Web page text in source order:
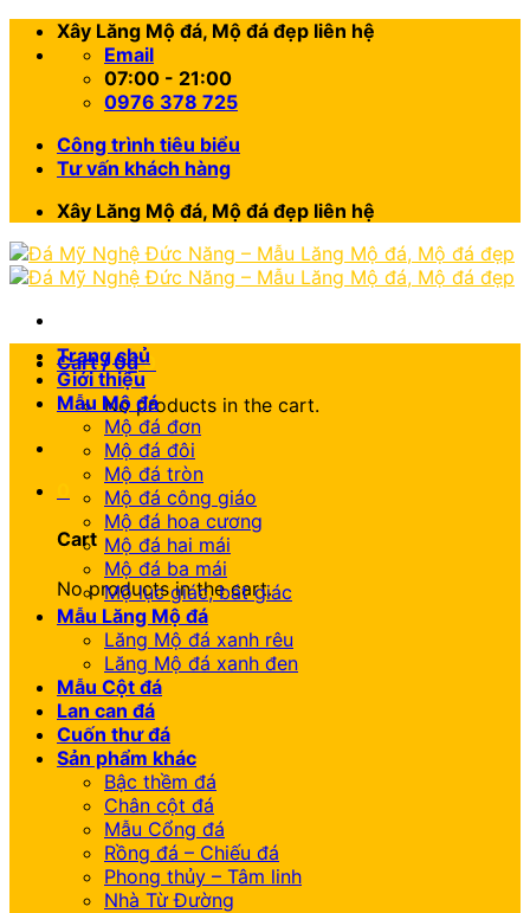
Skip Xây Lăng Mộ đá, Mộ đá đẹp liên hệ
Email
07:00 - 21:00
0976 378 725
Công trình tiêu biểu
Tư vấn khách hàng
Xây Lăng Mộ đá, Mộ đá đẹp liên hệ
Cart /0₫ 0
No products in the cart.
Cart
No products in the cart.
Trang chủ
Giới thiệu
Mẫu Mộ đá
Mộ đá đơn
Mộ đá đôi
Mộ đá tròn
Mộ đá công giáo
Mộ đá hoa cương
Mộ đá hai mái
Mộ đá ba mái
Mộ lục giác, bát giác
Mẫu Lăng Mộ đá
Lăng Mộ đá xanh rêu
Lăng Mộ đá xanh đen
Mẫu Cột đá
Lan can đá
Cuốn thư đá
Sản phẩm khác
Bậc thềm đá
Chân cột đá
Mẫu Cổng đá
Rồng đá – Chiếu đá
Phong thủy – Tâm linh
Nhà Từ Đường